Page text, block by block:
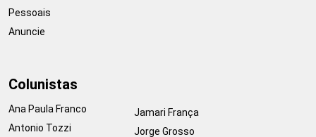
Pessoais
Anuncie
Colunistas
Ana Paula Franco
Antonio Tozzi
Jamari França
Jorge Grosso